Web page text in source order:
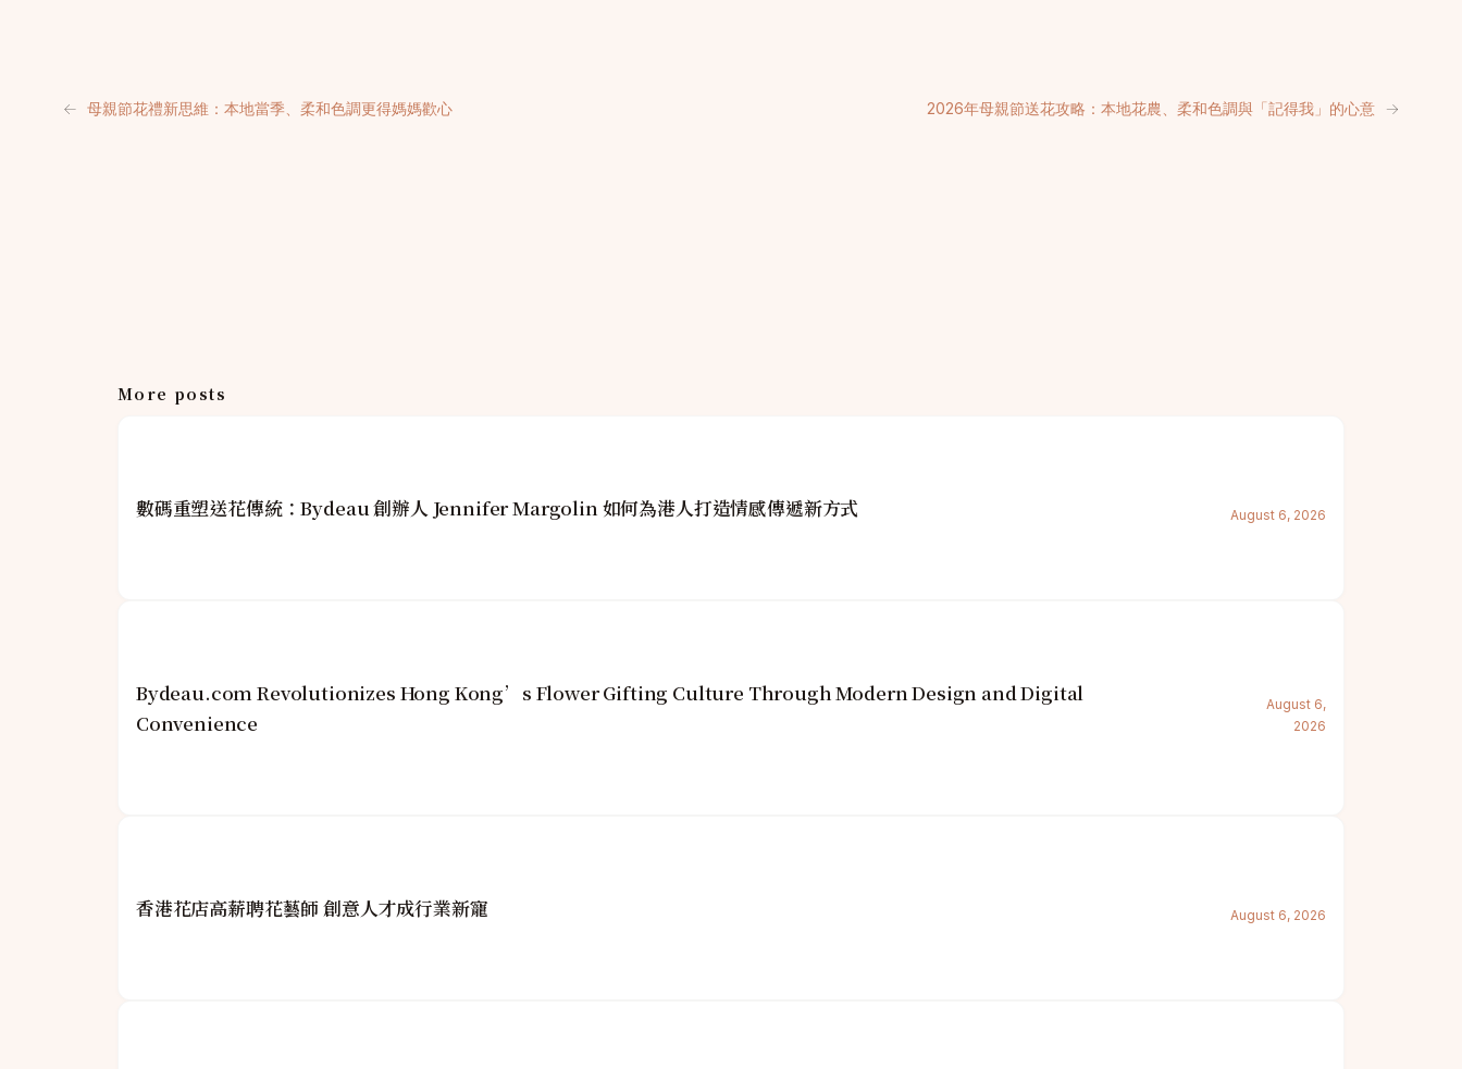
← 母親節花禮新思維：本地當季、柔和色調更得媽媽歡心 2026年母親節送花攻略：本地花農、柔和色調與「記得我」的心意 →
More posts
數碼重塑送花傳統：Bydeau 創辦人 Jennifer Margolin 如何為港人打造情感傳遞新方式 August 6, 2026
Bydeau.com Revolutionizes Hong Kong’s Flower Gifting Culture Through Modern Design and Digital
Convenience
August 6,
2026
香港花店高薪聘花藝師 創意人才成行業新寵 August 6, 2026